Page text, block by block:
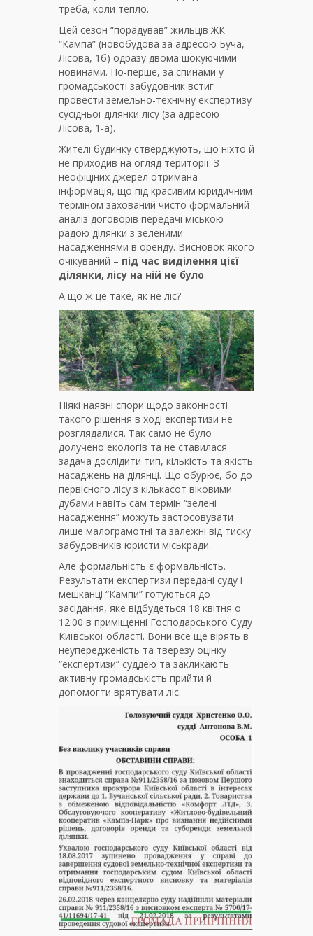
треба, коли тепло.
Цей сезон “порадував” жильців ЖК
“Кампа” (новобудова за адресою Буча,
Лісова, 1б) одразу двома шокуючими
новинами. По-перше, за спинами у
громадськості забудовник встиг
провести земельно-технічну експертизу
сусідньої ділянки лісу (за адресою
Лісова, 1-а).
Жителі будинку стверджують, що ніхто й
не приходив на огляд території. З
неофіціних джерел отримана
інформація, що під красивим юридичним
терміном захований чисто формальний
аналіз договорів передачі міською
радою ділянки з зеленими
насадженнями в оренду. Висновок якого
очікуваний – під час виділення цієї
ділянки, лісу на ній не було.
А що ж це таке, як не ліс?
Ніякі наявні спори щодо законності
такого рішення в ході експертизи не
розглядалися. Так само не було
долучено екологів та не ставилася
задача дослідити тип, кількість та якість
насаджень на ділянці. Що обурює, бо до
первісного лісу з кількасот віковими
дубами навіть сам термін “зелені
насадження” можуть застосовувати
лише малограмотні та залежні від тиску
забудовників юристи міськради.
Але формальність є формальність.
Результати експертизи передані суду і
мешканці “Кампи” готуються до
засідання, яке відбудеться 18 квітня о
12:00 в приміщенні Господарського Суду
Київської області. Вони все ще вірять в
неупередженість та тверезу оцінку
“експертизи” суддею та закликають
активну громадськість прийти й
допомогти врятувати ліс.